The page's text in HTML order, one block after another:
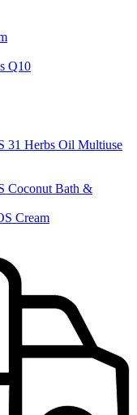
Q10
Herbs Oil Multiuse
Bath &
Cream